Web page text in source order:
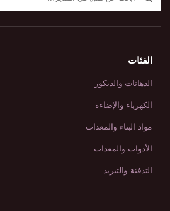
الفئات
الدهانات والديكور
الكهرباء والإضاءة
مواد البناء والمعدات
الأدوات والمعدات
التدفئة والتبريد